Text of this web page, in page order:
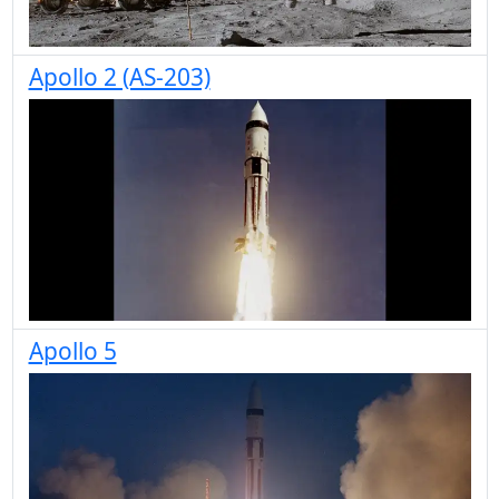
Apollo 2 (AS-203)
Apollo 5